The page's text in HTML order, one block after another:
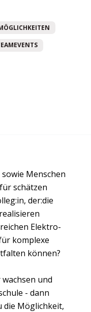
Menschen
schätzen
der:die
Elektro-
komplexe
können?
und
- dann
die Möglichkeit,